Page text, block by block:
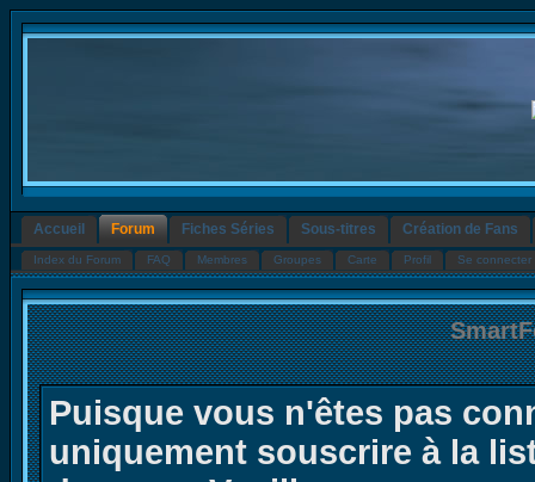
Accueil Forum Fiches Séries Sous-titres Création de Fans
Index du Forum FAQ Membres Groupes Carte Profil Se connecter
Puisque vous n'êtes pas
uniquement souscrire à la